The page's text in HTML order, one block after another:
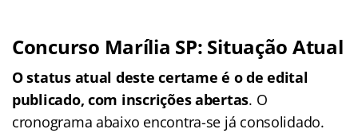
Concurso Marília SP: Situação Atual
O status atual deste certame é o de edital
publicado, com inscrições abertas. O
cronograma abaixo encontra-se já consolidado.